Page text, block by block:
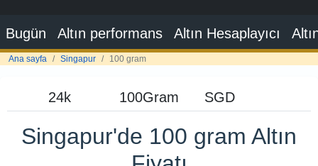
Bugün Altın performans Altın Hesaplayıcı
Ana sayfa Singapur 100 gram
Singapur'de 100 gram Altın